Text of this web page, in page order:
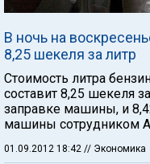
В ночь на
8,25 шекеля за литр
Стоимость литра
составит 8,25 шекеля
заправке машины, и
машины сотрудником
01.09.2012 18:42 // Экономика